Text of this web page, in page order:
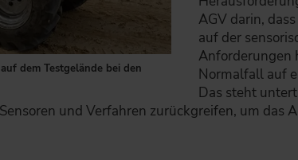
dem Testgelände bei den
AGV darin,
auf der
Anforderungen
Normalfall auf
Das steht
und Verfahren zurückgreifen, um das